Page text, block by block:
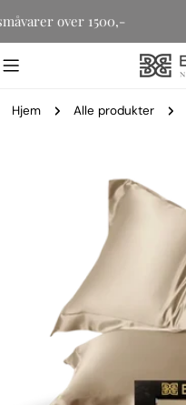
til
småvarer over 1500,-
Hjem Alle produkter
produktinformasjon
media 0 i modal